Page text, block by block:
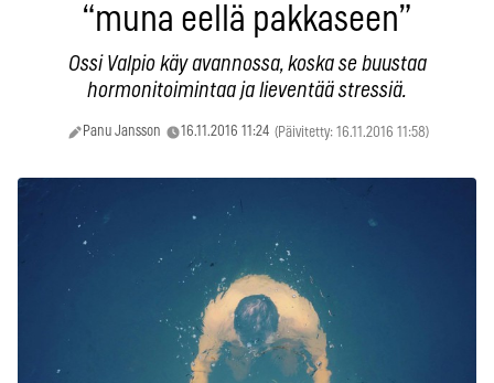
“muna eellä pakkaseen”
Ossi Valpio käy avannossa, koska se buustaa
hormonitoimintaa ja lieventää stressiä.
Panu Jansson 16.11.2016 11:24 (Päivitetty: 16.11.2016 11:58)